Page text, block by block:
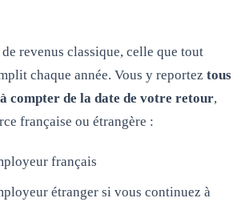
revenus classique, celle que tout
chaque année. Vous y reportez tous
compter de la date de votre retour,
française ou étrangère :
français
étranger si vous continuez à